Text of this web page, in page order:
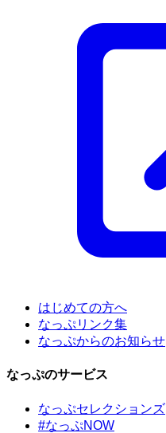
はじめての方へ
なっぷリンク集
なっぷからのお知らせ
なっぷのサービス
なっぷセレクションズ
#なっぷNOW